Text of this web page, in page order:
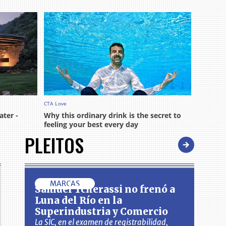
PLEITOS
MARCAS
Samuel Tcherassi no frenó a
Luna del Río en la
Superindustria y Comercio
La SIC, en el examen de registrabilidad,